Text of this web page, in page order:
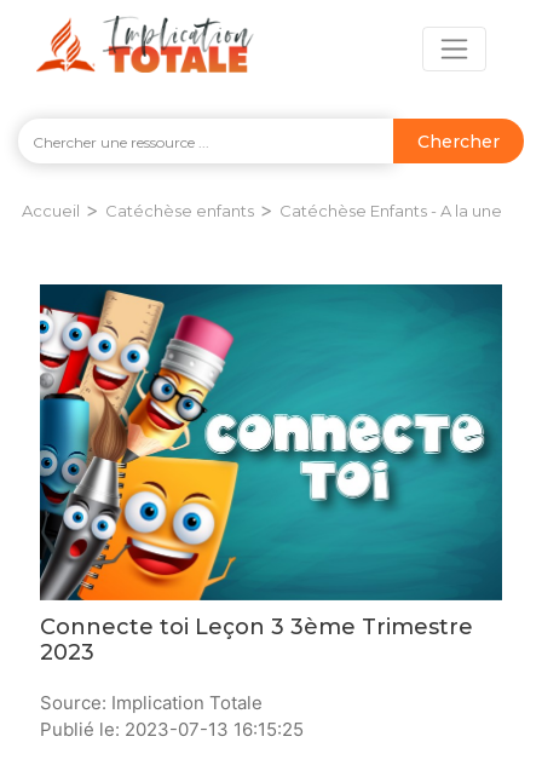
Chercher
Accueil > Catéchèse enfants > Catéchèse Enfants - A la une
Connecte toi Leçon 3 3ème Trimestre
2023
Source: Implication Totale
Publié le: 2023-07-13 16:15:25